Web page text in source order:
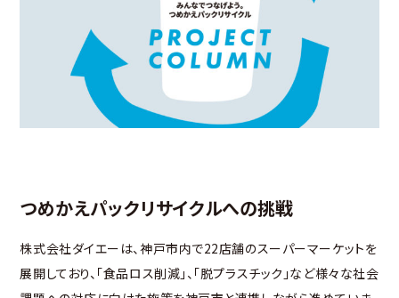
つめかえパックリサイクルへの挑戦
株式会社ダイエーは、神戸市内で22店舗のスーパーマーケットを
展開しており、「食品ロス削減」、「脱プラスチック」など様々な社会